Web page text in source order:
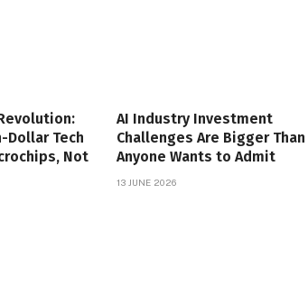
Dollar Tech
Not
AI Industry Investment
Challenges Are Bigger Than
Anyone Wants to Admit
13 JUNE 2026